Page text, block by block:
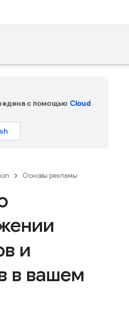
с помощью Cloud
Основы рекламы
и
в вашем